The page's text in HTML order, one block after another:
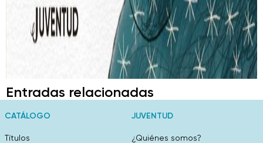
Entradas relacionadas
CATÁLOGO
Títulos
JUVENTUD
¿Quiénes somos?